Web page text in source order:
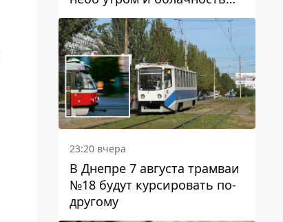
после обеда
23:20 вчера
В Днепре 7 августа трамваи
№18 будут курсировать по-
другому